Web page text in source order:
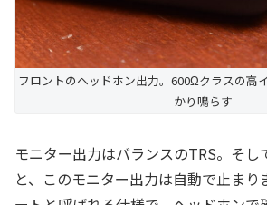
フロントのヘッドホン出力。600Ωクラスの高
かり鳴らす
モニター出力はバランスのTRS。そし
と、このモニター出力は自動で止まり